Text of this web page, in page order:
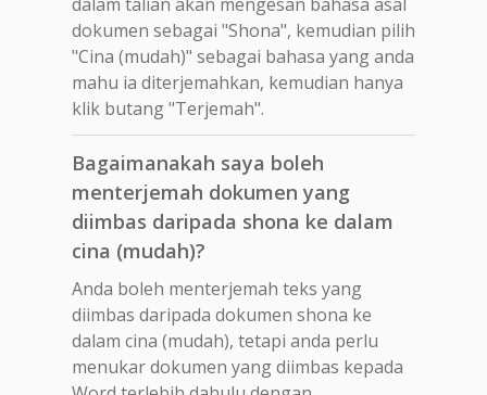
dokumen sebagai "Shona", kemudian pilih
"Cina (mudah)" sebagai bahasa yang anda
mahu ia diterjemahkan, kemudian hanya
klik butang "Terjemah".
Bagaimanakah saya boleh
menterjemah dokumen yang
diimbas daripada shona ke dalam
cina (mudah)?
Anda boleh menterjemah teks yang
diimbas daripada dokumen shona ke
dalam cina (mudah), tetapi anda perlu
menukar dokumen yang diimbas kepada